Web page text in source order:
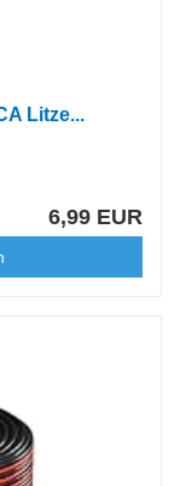
Litze...
6,99 EUR